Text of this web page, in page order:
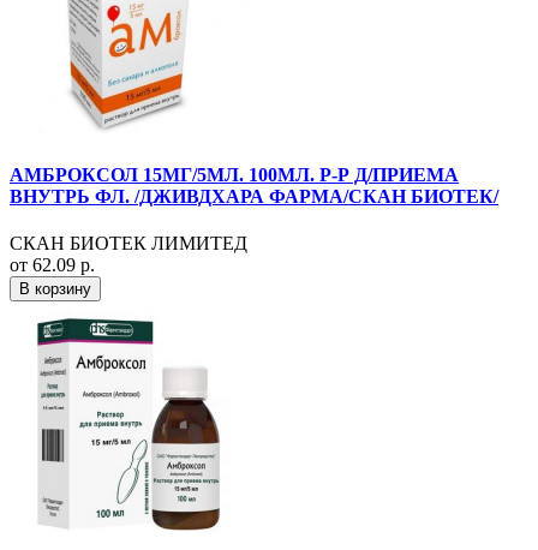
АМБРОКСОЛ 15МГ/5МЛ. 100МЛ. Р-Р Д/ПРИЕМА
ВНУТРЬ ФЛ. /ДЖИВДХАРА ФАРМА/СКАН БИОТЕК/
СКАН БИОТЕК ЛИМИТЕД
от 62.09 р.
В корзину